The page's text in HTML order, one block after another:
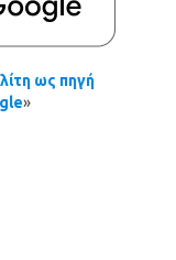
ως πηγή
»